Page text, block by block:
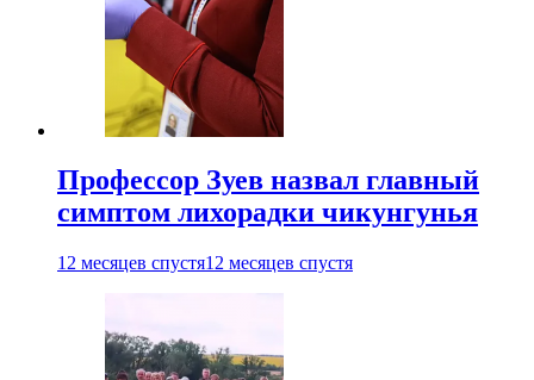
Профессор Зуев назвал главный
симптом лихорадки чикунгунья
12 месяцев спустя12 месяцев спустя